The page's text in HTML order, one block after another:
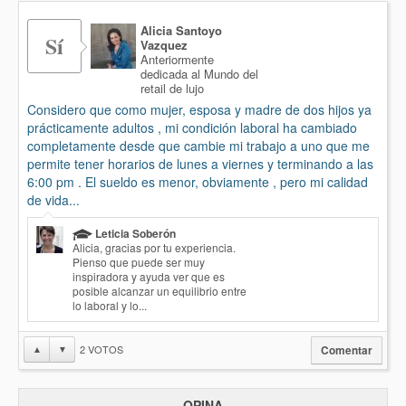
Sí
Alicia Santoyo
Vazquez
Anteriormente
dedicada al Mundo del
retail de lujo
Considero que como mujer, esposa y madre de dos hijos ya
prácticamente adultos , mi condición laboral ha cambiado
completamente desde que cambie mi trabajo a uno que me
permite tener horarios de lunes a viernes y terminando a las
6:00 pm . El sueldo es menor, obviamente , pero mi calidad
de vida...
Leticia Soberón
Alicia, gracias por tu experiencia.
Pienso que puede ser muy
inspiradora y ayuda ver que es
posible alcanzar un equilibrio entre
lo laboral y lo...
▲ ▼ 2VOTOS Comentar